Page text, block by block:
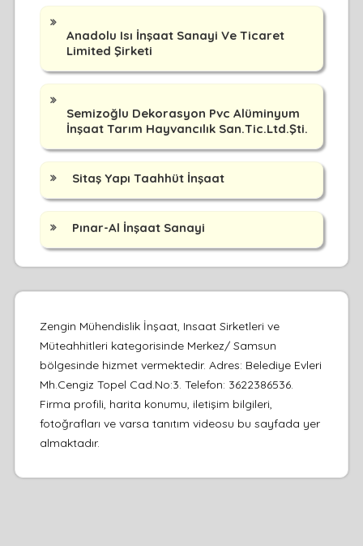
Anadolu Isı İnşaat Sanayi Ve Ticaret
Limited Şirketi
Semizoğlu Dekorasyon Pvc Alüminyum
İnşaat Tarım Hayvancılık San.Tic.Ltd.Şti.
Sitaş Yapı Taahhüt İnşaat
Pınar-Al İnşaat Sanayi
Zengin Mühendislik İnşaat, Insaat Sirketleri ve
Müteahhitleri kategorisinde Merkez/ Samsun
bölgesinde hizmet vermektedir. Adres: Belediye Evleri
Mh.Cengiz Topel Cad.No:3. Telefon: 3622386536.
Firma profili, harita konumu, iletişim bilgileri,
fotoğrafları ve varsa tanıtım videosu bu sayfada yer
almaktadır.